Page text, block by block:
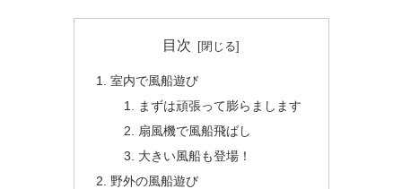
目次
室内で風船遊び
まずは頑張って膨らまします
扇風機で風船飛ばし
大きい風船も登場！
野外の風船遊び